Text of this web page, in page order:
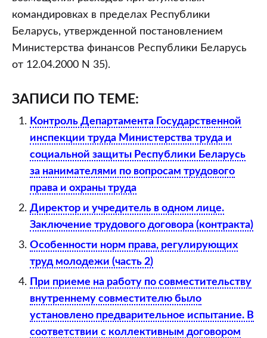
командировках в пределах Республики
Беларусь, утвержденной постановлением
Министерства финансов Республики Беларусь
от 12.04.2000 N 35).
ЗАПИСИ ПО ТЕМЕ:
Контроль Департамента Государственной
инспекции труда Министерства труда и
социальной защиты Республики Беларусь
за нанимателями по вопросам трудового
права и охраны труда
Директор и учредитель в одном лице.
Заключение трудового договора (контракта)
Особенности норм права, регулирующих
труд молодежи (часть 2)
При приеме на работу по совместительству
внутреннему совместителю было
установлено предварительное испытание. В
соответствии с коллективным договором